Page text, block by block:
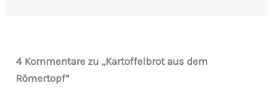
4 Kommentare zu „Kartoffelbrot aus dem
Römertopf“